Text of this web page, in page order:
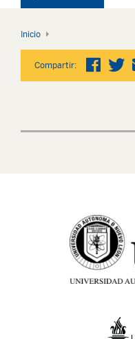
Inicio
Compartir: